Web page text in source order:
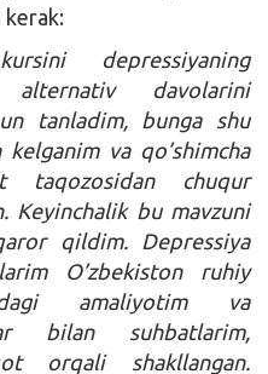
kerak:
depressiyaning
davolarini
tanladim, bunga shu
kelganim va qo’shimcha
taqozosidan chuqur
Keyinchalik bu mavzuni
qildim. Depressiya
O’zbekiston ruhiy
amaliyotim va
bilan suhbatlarim,
orqali shakllangan.